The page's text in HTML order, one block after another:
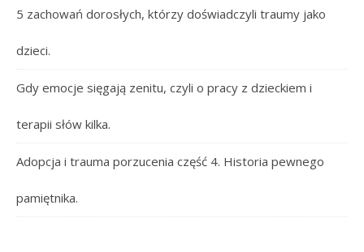
5 zachowań dorosłych, którzy doświadczyli traumy jako
dzieci.
Gdy emocje sięgają zenitu, czyli o pracy z dzieckiem i
terapii słów kilka.
Adopcja i trauma porzucenia część 4. Historia pewnego
pamiętnika.